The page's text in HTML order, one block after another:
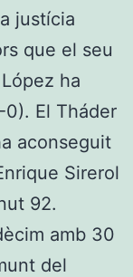
justícia
que el seu
ha
El Tháder
aconseguit
Sirerol
92.
amb 30
del